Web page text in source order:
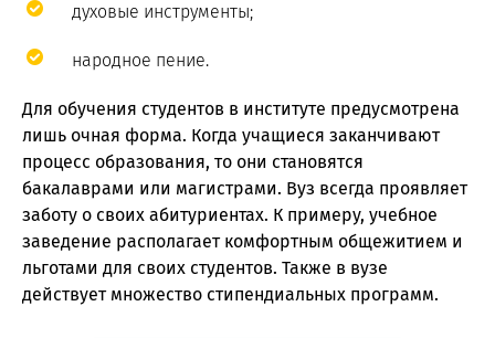
духовые инструменты;
народное пение.
Для обучения студентов в институте предусмотрена
лишь очная форма. Когда учащиеся заканчивают
процесс образования, то они становятся
бакалаврами или магистрами. Вуз всегда проявляет
заботу о своих абитуриентах. К примеру, учебное
заведение располагает комфортным общежитием и
льготами для своих студентов. Также в вузе
действует множество стипендиальных программ.